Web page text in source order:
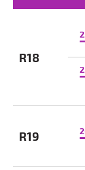
R18
R19